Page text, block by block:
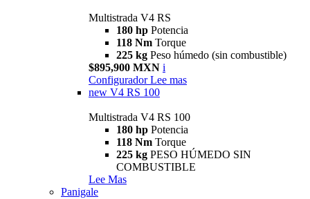
Multistrada V4 RS
180 hp Potencia
118 Nm Torque
225 kg Peso húmedo (sin combustible)
$895,900 MXN i
Configurador Lee mas
new V4 RS 100
Multistrada V4 RS 100
180 hp Potencia
118 Nm Torque
225 kg PESO HÚMEDO SIN
COMBUSTIBLE
Lee Mas
Panigale